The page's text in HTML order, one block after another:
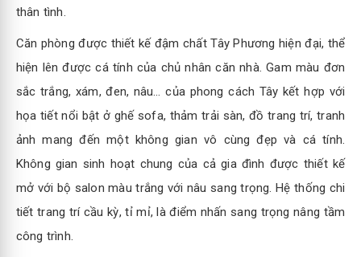
thân tình.
Căn phòng được thiết kế đậm chất Tây Phương hiện đại, thể
hiện lên được cá tính của chủ nhân căn nhà. Gam màu đơn
sắc trắng, xám, đen, nâu… của phong cách Tây kết hợp với
họa tiết nổi bật ở ghế sofa, thảm trải sàn, đồ trang trí, tranh
ảnh mang đến một không gian vô cùng đẹp và cá tính.
Không gian sinh hoạt chung của cả gia đình được thiết kế
mở với bộ salon màu trắng với nâu sang trọng. Hệ thống chi
tiết trang trí cầu kỳ, tỉ mỉ, là điểm nhấn sang trọng nâng tầm
công trình.